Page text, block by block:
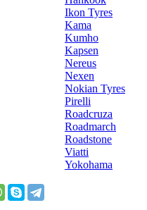
Ikon Tyres
Kama
Kumho
Kapsen
Nereus
Nexen
Nokian Tyres
Pirelli
Roadcruza
Roadmarch
Roadstone
Viatti
Yokohama